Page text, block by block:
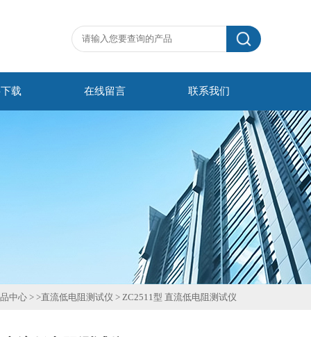
载 在线留言 联系我们
中心 > >直流低电阻测试仪 > ZC2511型 直流低电阻测试仪